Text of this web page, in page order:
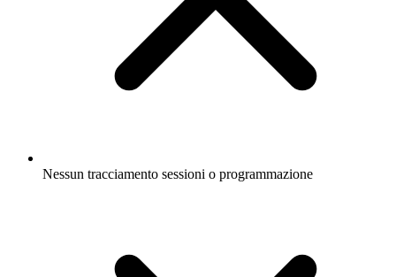
Nessun tracciamento sessioni o programmazione